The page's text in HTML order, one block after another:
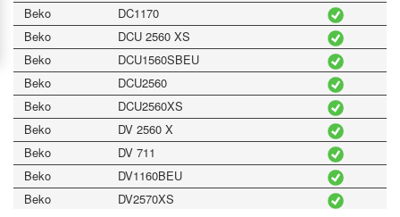
Beko
DC1170
Beko
DCU 2560 XS
Beko
DCU1560SBEU
Beko
DCU2560
Beko
DCU2560XS
Beko
DV 2560 X
Beko
DV 711
Beko
DV1160BEU
Beko
DV2570XS